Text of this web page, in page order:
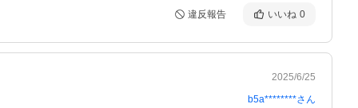
違反報告 いいね 0
2025/6/25
b5a********さん